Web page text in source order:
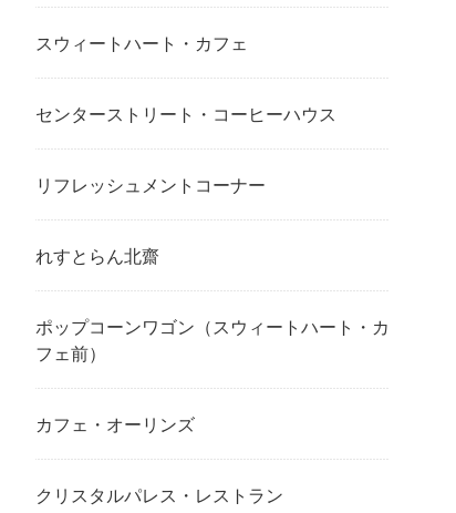
スウィートハート・カフェ
センターストリート・コーヒーハウス
リフレッシュメントコーナー
れすとらん北齋
ポップコーンワゴン（スウィートハート・カ
フェ前）
カフェ・オーリンズ
クリスタルパレス・レストラン